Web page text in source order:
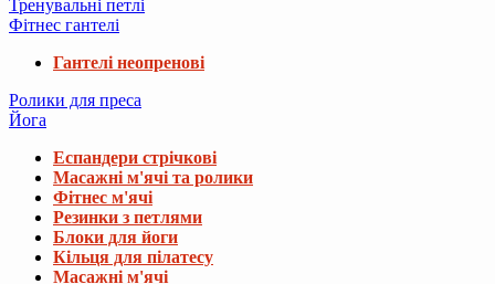
Тренувальні петлі
Фітнес гантелі
Гантелі неопренові
Ролики для преса
Йога
Еспандери стрічкові
Масажні м'ячі та ролики
Фітнес м'ячі
Резинки з петлями
Блоки для йоги
Кільця для пілатесу
Масажні м'ячі